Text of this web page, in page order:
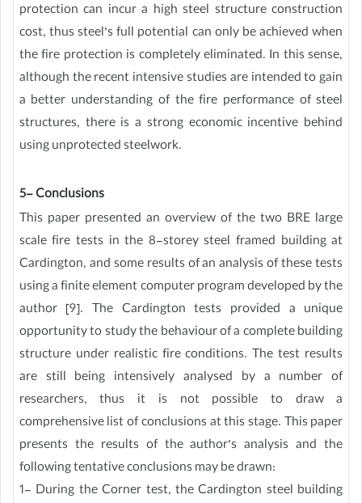
protection can incur a high steel structure construction
cost, thus steel’s full potential can only be achieved when
the fire protection is completely eliminated. In this sense,
although the recent intensive studies are intended to gain
a better understanding of the fire performance of steel
structures, there is a strong economic incentive behind
using unprotected steelwork.
5- Conclusions
This paper presented an overview of the two BRE large
scale fire tests in the 8-storey steel framed building at
Cardington, and some results of an analysis of these tests
using a finite element computer program developed by the
author [9]. The Cardington tests provided a unique
opportunity to study the behaviour of a complete building
structure under realistic fire conditions. The test results
are still being intensively analysed by a number of
researchers, thus it is not possible to draw a
comprehensive list of conclusions at this stage. This paper
presents the results of the author’s analysis and the
following tentative conclusions may be drawn:
1- During the Corner test, the Cardington steel building